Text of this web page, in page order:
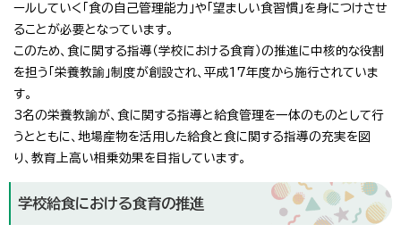
ールしていく「食の自己管理能力」や「望ましい食習慣」を身につけさせ
ることが必要となっています。
このため、食に関する指導（学校における食育）の推進に中核的な役割
を担う「栄養教諭」制度が創設され、平成17年度から施行されていま
す。
3名の栄養教諭が、食に関する指導と給食管理を一体のものとして行
うとともに、地場産物を活用した給食と食に関する指導の充実を図
り、教育上高い相乗効果を目指しています。
学校給食における食育の推進